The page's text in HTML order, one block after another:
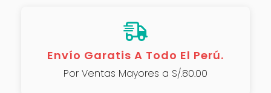
Envío Garatis A Todo El Perú.
Por Ventas Mayores a S/.80.00